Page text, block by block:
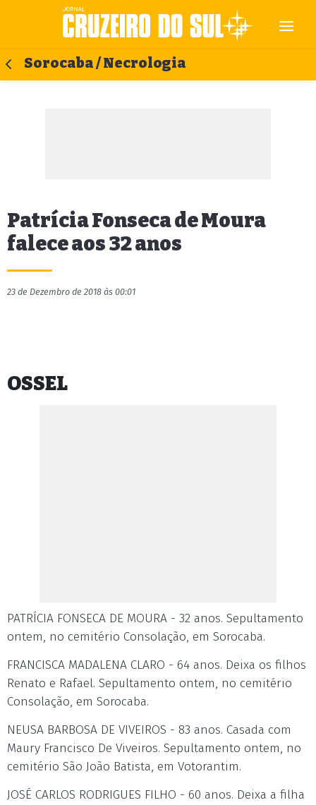
Sorocaba / Necrologia
Patrícia Fonseca de Moura
falece aos 32 anos
23 de Dezembro de 2018 às 00:01
OSSEL
PATRÍCIA FONSECA DE MOURA - 32 anos. Sepultamento
ontem, no cemitério Consolação, em Sorocaba.
FRANCISCA MADALENA CLARO - 64 anos. Deixa os filhos
Renato e Rafael. Sepultamento ontem, no cemitério
Consolação, em Sorocaba.
NEUSA BARBOSA DE VIVEIROS - 83 anos. Casada com
Maury Francisco De Viveiros. Sepultamento ontem, no
cemitério São João Batista, em Votorantim.
JOSÉ CARLOS RODRIGUES FILHO - 60 anos. Deixa a filha